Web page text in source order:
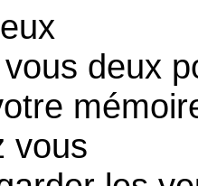
deux
vous